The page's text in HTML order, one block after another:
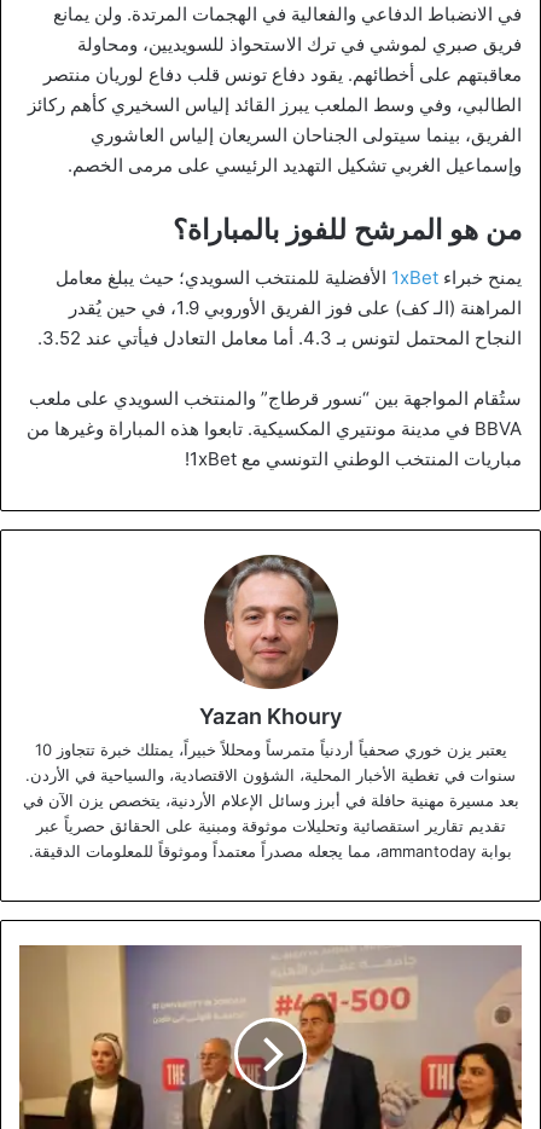
في الانضباط الدفاعي والفعالية في الهجمات المرتدة. ولن يمانع
فريق صبري لموشي في ترك الاستحواذ للسويديين، ومحاولة
معاقبتهم على أخطائهم. يقود دفاع تونس قلب دفاع لوريان منتصر
الطالبي، وفي وسط الملعب يبرز القائد إلياس السخيري كأهم ركائز
الفريق، بينما سيتولى الجناحان السريعان إلياس العاشوري
وإسماعيل الغربي تشكيل التهديد الرئيسي على مرمى الخصم.
من هو المرشح للفوز بالمباراة؟
يمنح خبراء 1xBet الأفضلية للمنتخب السويدي؛ حيث يبلغ معامل
المراهنة (الـ كف) على فوز الفريق الأوروبي 1.9، في حين يُقدر
النجاح المحتمل لتونس بـ 4.3. أما معامل التعادل فيأتي عند 3.52.
ستُقام المواجهة بين “نسور قرطاج” والمنتخب السويدي على ملعب
BBVA في مدينة مونتيري المكسيكية. تابعوا هذه المباراة وغيرها من
مباريات المنتخب الوطني التونسي مع 1xBet!
Yazan Khoury
يعتبر يزن خوري صحفياً أردنياً متمرساً ومحللاً خبيراً، يمتلك خبرة تتجاوز 10
سنوات في تغطية الأخبار المحلية، الشؤون الاقتصادية، والسياحية في الأردن.
بعد مسيرة مهنية حافلة في أبرز وسائل الإعلام الأردنية، يتخصص يزن الآن في
تقديم تقارير استقصائية وتحليلات موثوقة ومبنية على الحقائق حصرياً عبر
بوابة ammantoday، مما يجعله مصدراً معتمداً وموثوقاً للمعلومات الدقيقة.
عمان
الأهلية
تقيم
حفلاً
لتكريم
طلبتها